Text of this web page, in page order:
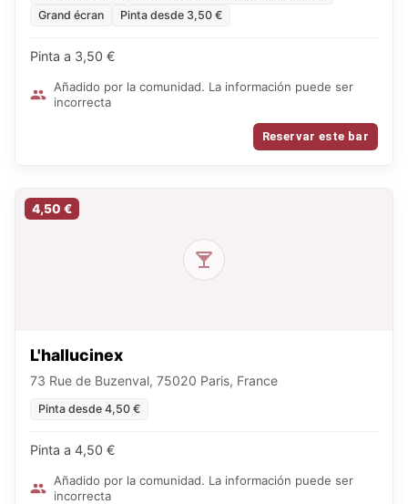
Grand écran
Pinta desde 3,50 €
Pinta a 3,50 €
Añadido por la comunidad. La información puede ser
incorrecta
Reservar este bar
4,50 €
L'hallucinex
73 Rue de Buzenval, 75020 Paris, France
Pinta desde 4,50 €
Pinta a 4,50 €
Añadido por la comunidad. La información puede ser
incorrecta